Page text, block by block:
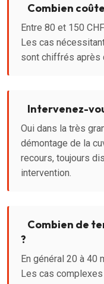
Combien
Entre 80 et 150
Les cas
sont chiffrés après
Intervenez-
Oui dans la très
démontage de la
recours, toujours
intervention.
Combien de
?
En général 20 à 40
Les cas